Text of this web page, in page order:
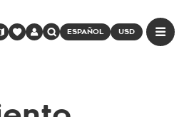
ESPAÑOL USD